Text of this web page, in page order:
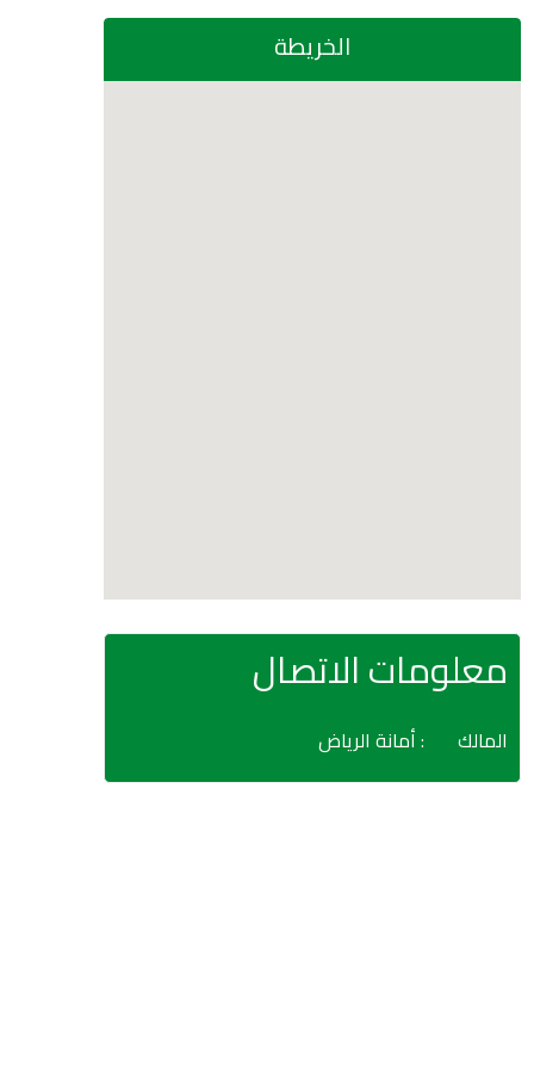
الخريطة
معلومات الاتصال
المالك : أمانة الرياض